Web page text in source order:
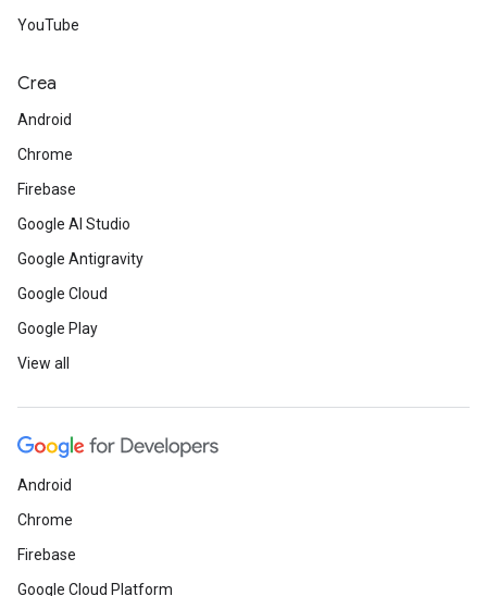
YouTube
Crea
Android
Chrome
Firebase
Google AI Studio
Google Antigravity
Google Cloud
Google Play
View all
Android
Chrome
Firebase
Google Cloud Platform